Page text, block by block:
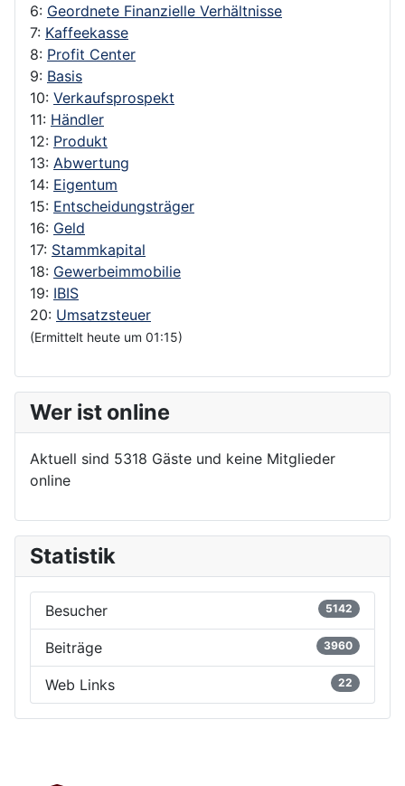
6: Geordnete Finanzielle Verhältnisse
7: Kaffeekasse
8: Profit Center
9: Basis
10: Verkaufsprospekt
11: Händler
12: Produkt
13: Abwertung
14: Eigentum
15: Entscheidungsträger
16: Geld
17: Stammkapital
18: Gewerbeimmobilie
19: IBIS
20: Umsatzsteuer
(Ermittelt heute um 01:15)
Wer ist online
Aktuell sind 5318 Gäste und keine Mitglieder
online
Statistik
Besucher 5142
Beiträge 3960
Web Links 22